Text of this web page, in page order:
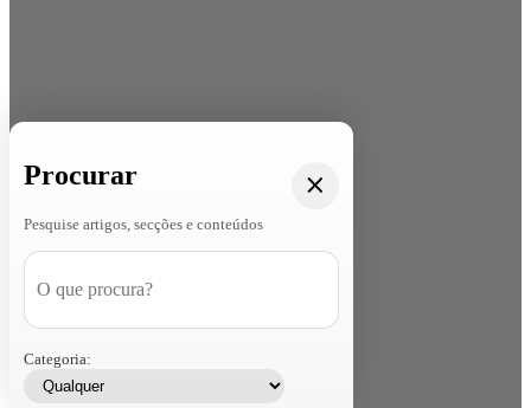
Procurar
Pesquise artigos, secções e conteúdos
Categoria: